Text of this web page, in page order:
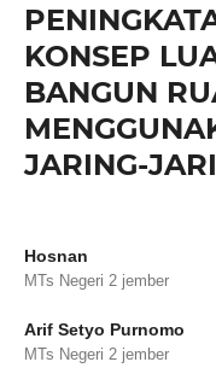
KONSEP
BANGUN
JARING-
Hosnan
MTs Negeri 2 jember
Arif Setyo Purnomo
MTs Negeri 2 jember